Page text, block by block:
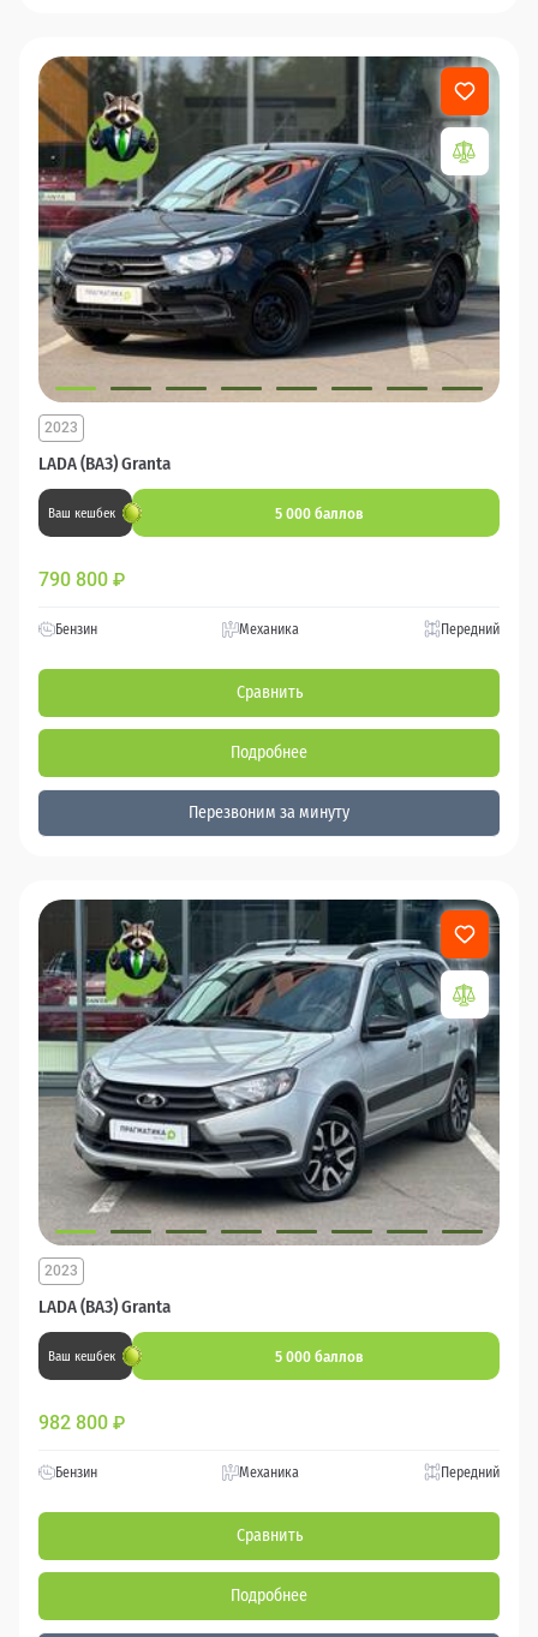
LADA (ВАЗ) Granta
2023
Ваш кешбек 5 000 баллов
790 800 ₽
Бензин Механика Передний
Сравнить
Подробнее
Перезвоним за минуту
LADA (ВАЗ) Granta
2023
Ваш кешбек 5 000 баллов
982 800 ₽
Бензин Механика Передний
Сравнить
Подробнее